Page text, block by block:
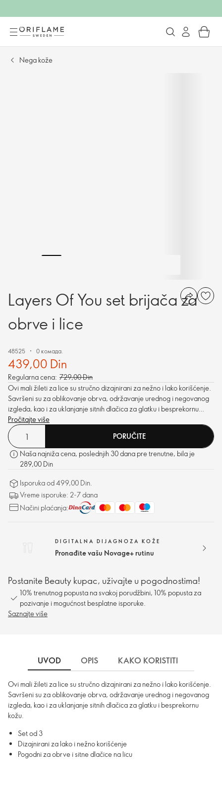
Nega kože
Layers Of You set brijača za
obrve i lice
48525 0 комада.
439,00 Din
Regularna cena: 729,00 Din
Ovi mali žileti za lice su stručno dizajnirani za nežno i lako korišćenje.
Savršeni su za oblikovanje obrva, održavanje urednog i negovanog
izgleda, kao i za uklanjanje sitnih dlačica za glatku i besprekornu
kožu.
Pročitajte više
PORUČITE
Naša najniža cena, poslednjih 30 dana pre trenutne, bila je
289,00 Din
Isporuka od 499,00 Din.
Vreme isporuke: 2-7 dana
Načini plaćanja:
DIGITALNA DIJAGNOZA KOŽE
Pronađite vašu Novage+ rutinu
Postanite Beauty kupac, uživajte u pogodnostima!
10% trenutnog popusta na svakoj porudžbini, 10% popusta za
pozivanje i mogućnost besplatne isporuke.
Saznajte više
UVOD OPIS KAKO KORISTITI
Ovi mali žileti za lice su stručno dizajnirani za nežno i lako korišćenje.
Savršeni su za oblikovanje obrva, održavanje urednog i negovanog
izgleda, kao i za uklanjanje sitnih dlačica za glatku i besprekornu
kožu.
Set od 3
Dizajnirani za lako i nežno korišćenje
Pogodni za obrve i sitne dlačice na licu